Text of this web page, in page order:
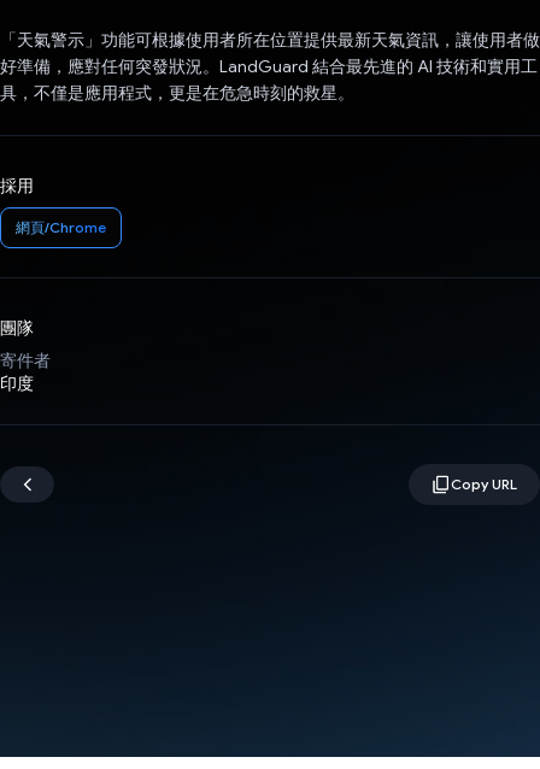
「天氣警示」功能可根據使用者所在位置提供最新天氣資訊，讓使用者做
好準備，應對任何突發狀況。LandGuard 結合最先進的 AI 技術和實用工
具，不僅是應用程式，更是在危急時刻的救星。
採用
網頁/Chrome
團隊
寄件者
印度